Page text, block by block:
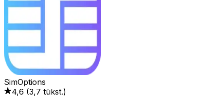
SimOptions
4,6 (3,7 tūkst.)